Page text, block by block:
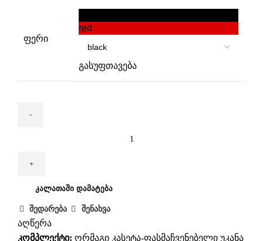
ფერი
red
გასუფთავება
კასეტა-
უკანა
სადგამით
ᲙᲐᲚᲐᲗᲐᲨᲘ ᲓᲐᲛᲐᲢᲔᲑᲐ
შედარება შენახვა
აღწერა
კომპლექტი: ორმაგი კასეტა-ფასმაჩვენებელი უკანა